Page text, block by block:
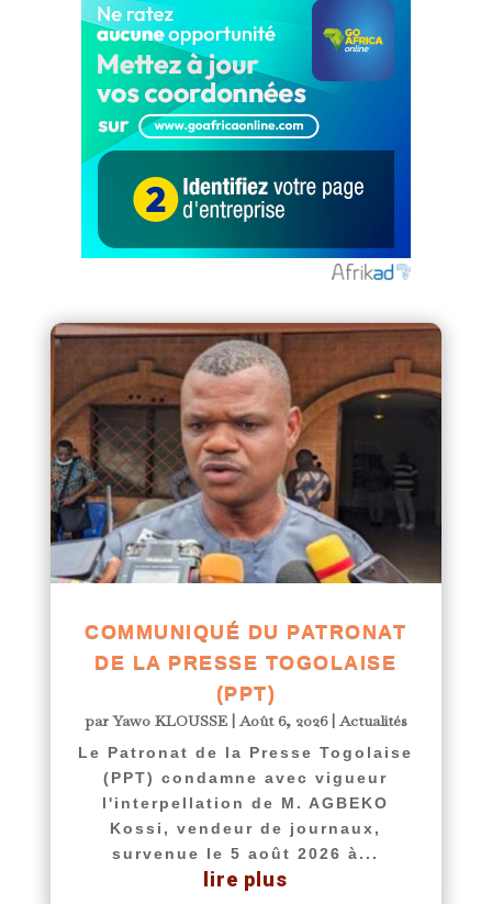
COMMUNIQUÉ DU PATRONAT
DE LA PRESSE TOGOLAISE
(PPT)
parYawo KLOUSSE|Août 6, 2026|Actualités
Le Patronat de la Presse Togolaise
(PPT) condamne avec vigueur
l'interpellation de M. AGBEKO
Kossi, vendeur de journaux,
survenue le 5 août 2026 à...
lire plus